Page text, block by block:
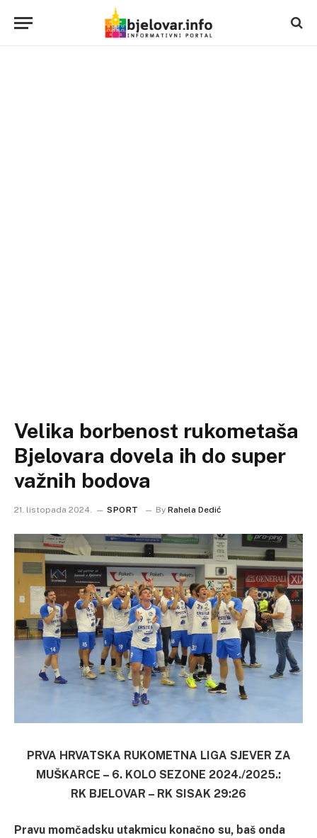
Velika borbenost rukometaša
Bjelovara dovela ih do super
važnih bodova
21. listopada 2024. SPORT By Rahela Dedić
PRVA HRVATSKA RUKOMETNA LIGA SJEVER ZA
MUŠKARCE – 6. KOLO SEZONE 2024./2025.:
RK BJELOVAR – RK SISAK 29:26
Pravu momčadsku utakmicu konačno su, baš onda